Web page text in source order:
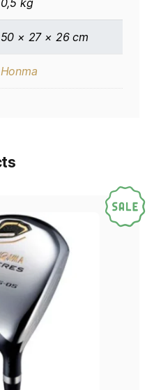
0,5 kg
50 × 27 × 26 cm
Honma